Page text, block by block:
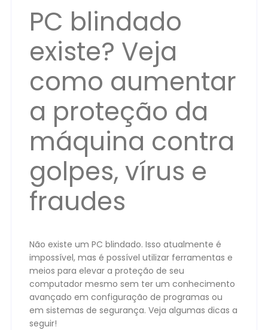
PC blindado
existe? Veja
como aumentar
a proteção da
máquina contra
golpes, vírus e
fraudes
Não existe um PC blindado. Isso atualmente é
impossível, mas é possível utilizar ferramentas e
meios para elevar a proteção de seu
computador mesmo sem ter um conhecimento
avançado em configuração de programas ou
em sistemas de segurança. Veja algumas dicas a
seguir!